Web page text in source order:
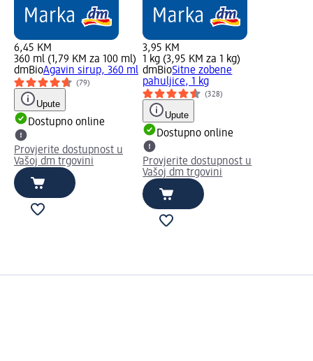
6,45 KM
360 ml (1,79 KM za 100 ml)
dmBioAgavin sirup, 360 ml
(79)
Upute
Dostupno online
Provjerite dostupnost u
Vašoj dm trgovini
3,95 KM
1 kg (3,95 KM za 1 kg)
dmBioSitne zobene
pahuljice, 1 kg
(328)
Upute
Dostupno online
Provjerite dostupnost u
Vašoj dm trgovini